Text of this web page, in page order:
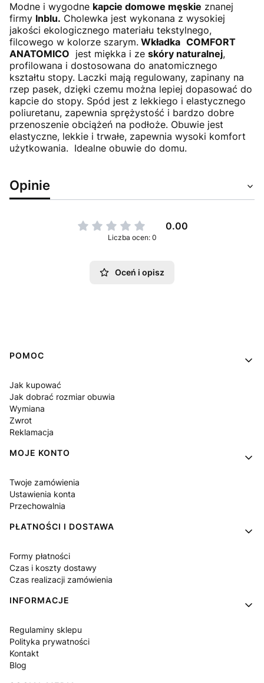
Modne i wygodne kapcie domowe męskie znanej
firmy Inblu. Cholewka jest wykonana z wysokiej
jakości ekologicznego materiału tekstylnego,
filcowego w kolorze szarym. Wkładka COMFORT
ANATOMICO jest miękka i ze skóry naturalnej,
profilowana i dostosowana do anatomicznego
kształtu stopy. Laczki mają regulowany, zapinany na
rzep pasek, dzięki czemu można lepiej dopasować do
kapcie do stopy. Spód jest z lekkiego i elastycznego
poliuretanu, zapewnia sprężystość i bardzo dobre
przenoszenie obciążeń na podłoże. Obuwie jest
elastyczne, lekkie i trwałe, zapewnia wysoki komfort
użytkowania. Idealne obuwie do domu.
Opinie
0.00
Liczba ocen: 0
Oceń i opisz
Linki w stopce
POMOC
Jak kupować
Jak dobrać rozmiar obuwia
Wymiana
Zwrot
Reklamacja
MOJE KONTO
Twoje zamówienia
Ustawienia konta
Przechowalnia
PŁATNOŚCI I DOSTAWA
Formy płatności
Czas i koszty dostawy
Czas realizacji zamówienia
INFORMACJE
Regulaminy sklepu
Polityka prywatności
Kontakt
Blog